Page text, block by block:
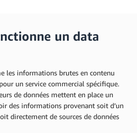
un data
les informations brutes en contenu
un service commercial spécifique.
de données mettent en place un
des informations provenant soit d’un
directement de sources de données